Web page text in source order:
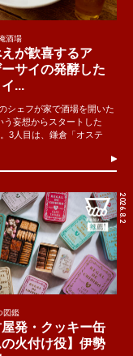
酒場
が歓喜するア
サイの発酵した
...
シェフが家で酒場を開いた
う妄想からスタートした
3人目は、鎌倉「オステ
2026.8.2
図鑑
屋発・クッキー缶
火付け役】伊勢